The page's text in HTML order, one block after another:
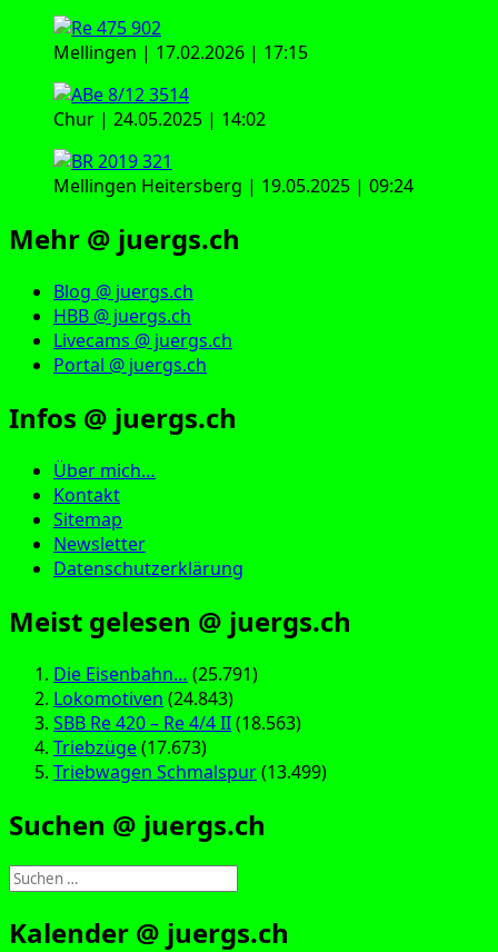
Mellingen | 17.02.2026 | 17:15
Chur | 24.05.2025 | 14:02
Mellingen Heitersberg | 19.05.2025 | 09:24
Mehr @ juergs.ch
Blog @ juergs.ch
HBB @ juergs.ch
Livecams @ juergs.ch
Portal @ juergs.ch
Infos @ juergs.ch
Über mich…
Kontakt
Sitemap
Newsletter
Datenschutzerklärung
Meist gelesen @ juergs.ch
Die Eisenbahn… (25.791)
Lokomotiven (24.843)
SBB Re 420 – Re 4/4 II(18.563)
Triebzüge(17.673)
Triebwagen Schmalspur(13.499)
Suchen @ juergs.ch
Suchen
nach:
Kalender @ juergs.ch